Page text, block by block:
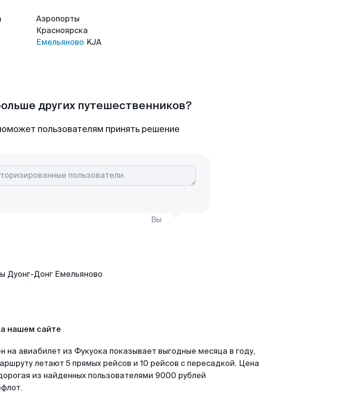
Аэропорты
Красноярска
Емельяново KJA
других путешественников?
пользователям принять решение
Вы
нашем сайте
на авиабилет из Фукуока показывает выгодные месяца в году,
летают 5 прямых рейсов и 10 рейсов с пересадкой. Цена
из найденных пользователями 9000 рублей